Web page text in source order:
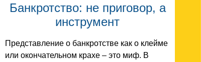
Банкротство: не приговор, а
инструмент
Представление о банкротстве как о клейме
или окончательном крахе – это миф. В